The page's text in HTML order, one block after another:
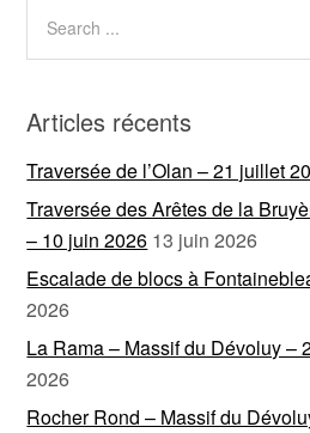
Articles récents
Traversée de l’Olan – 21 juillet
Traversée des Arêtes de la
– 10 juin 2026 13 juin 2026
Escalade de blocs à
2026
La Rama – Massif du Dévoluy –
2026
Rocher Rond – Massif du